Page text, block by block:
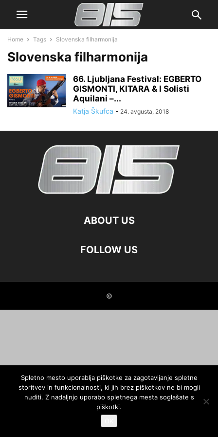
Home Tags Slovenska filharmonija
Slovenska filharmonija
66. Ljubljana Festival: EGBERTO
GISMONTI, KITARA & I Solisti
Aquilani –...
Katja Škufca - 24. avgusta, 2018
ABOUT US
FOLLOW US
©
Spletno mesto uporablja piškotke za zagotavljanje spletne
storitvev in funkcionalnosti, ki jih brez piškotkov ne bi mogli
nuditi. Z nadaljnjo uporabo spletnega mesta soglašate s
piškotki.